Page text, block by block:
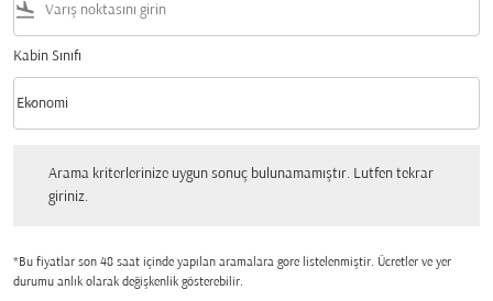
flight_land
Kabin Sınıfı
Kabin Sınıfı option Ekonomi Selected
Ekonomi
keyboard_arrow_down
Arama kriterlerinize uygun sonuç bulunamamıştır. Lutfen tekrar
giriniz.
*Bu fiyatlar son 48 saat içinde yapılan aramalara gore listelenmiştir. Ücretler ve yer
durumu anlık olarak değişkenlik gösterebilir.